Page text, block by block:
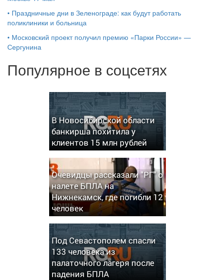
• Праздничные дни в Зеленограде: как будут работать
поликлиники и больница
• Московский проект получил премию «Парки России» —
Сергунина
Популярное в соцсетях
В Новосибирской области
банкирша похитила у
клиентов 15 млн рублей
Очевидцы рассказали "РГ" о
налете БПЛА на
Нижнекамск, где погибли 12
человек
Под Севастополем спасли
133 человека из
палаточного лагеря после
падения БПЛА